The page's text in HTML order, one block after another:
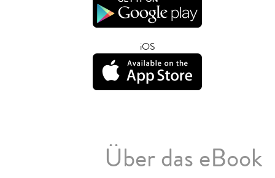
iOS
Über das eBook